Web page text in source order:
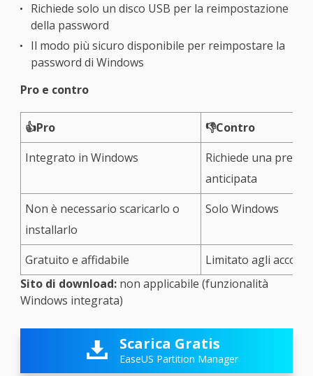
Richiede solo un disco USB per la reimpostazione
della password
Il modo più sicuro disponibile per reimpostare la
password di Windows
Pro e contro
👍Pro
👎Contro
Integrato in Windows
Richiede una
anticipata
Non è necessario scaricarlo o
installarlo
Solo Windows
Gratuito e affidabile
Limitato agli
Sito di download:non applicabile (funzionalità
Windows integrata)
 Scarica Gratis
EaseUS Partition Manager